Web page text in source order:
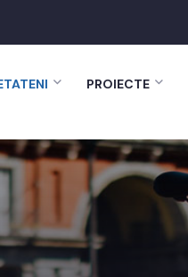
PROIECTE